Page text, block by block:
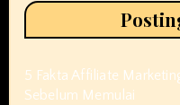
5 Fakta Affiliate
Sebelum Memulai